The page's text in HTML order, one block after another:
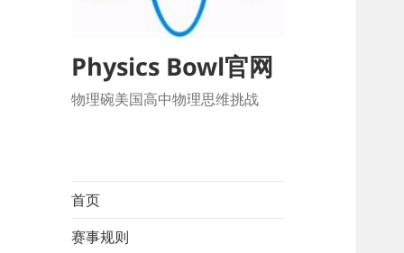
Physics Bowl官网
物理碗美国高中物理思维挑战
首页
赛事规则